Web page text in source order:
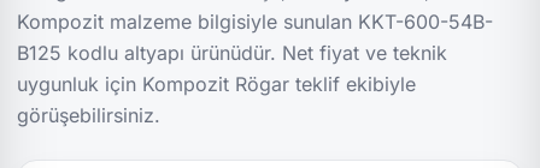
Kompozit malzeme bilgisiyle sunulan KKT-600-54B-
B125 kodlu altyapı ürünüdür. Net fiyat ve teknik
uygunluk için Kompozit Rögar teklif ekibiyle
görüşebilirsiniz.